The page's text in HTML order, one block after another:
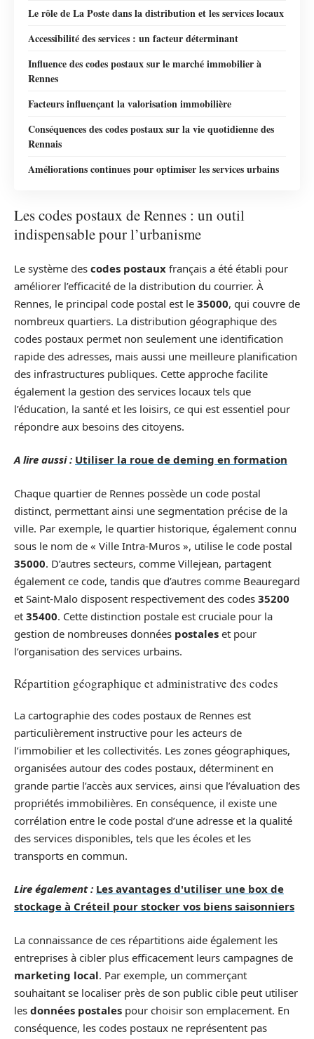
Le rôle de La Poste dans la distribution et les services locaux
Accessibilité des services : un facteur déterminant
Influence des codes postaux sur le marché immobilier à
Rennes
Facteurs influençant la valorisation immobilière
Conséquences des codes postaux sur la vie quotidienne des
Rennais
Améliorations continues pour optimiser les services urbains
Les codes postaux de Rennes : un outil
indispensable pour l’urbanisme
Le système des codes postaux français a été établi pour
améliorer l’efficacité de la distribution du courrier. À
Rennes, le principal code postal est le 35000, qui couvre de
nombreux quartiers. La distribution géographique des
codes postaux permet non seulement une identification
rapide des adresses, mais aussi une meilleure planification
des infrastructures publiques. Cette approche facilite
également la gestion des services locaux tels que
l’éducation, la santé et les loisirs, ce qui est essentiel pour
répondre aux besoins des citoyens.
A lire aussi : Utiliser la roue de deming en formation
Chaque quartier de Rennes possède un code postal
distinct, permettant ainsi une segmentation précise de la
ville. Par exemple, le quartier historique, également connu
sous le nom de « Ville Intra-Muros », utilise le code postal
35000. D’autres secteurs, comme Villejean, partagent
également ce code, tandis que d’autres comme Beauregard
et Saint-Malo disposent respectivement des codes 35200
et 35400. Cette distinction postale est cruciale pour la
gestion de nombreuses données postales et pour
l’organisation des services urbains.
Répartition géographique et administrative des codes
La cartographie des codes postaux de Rennes est
particulièrement instructive pour les acteurs de
l’immobilier et les collectivités. Les zones géographiques,
organisées autour des codes postaux, déterminent en
grande partie l’accès aux services, ainsi que l’évaluation des
propriétés immobilières. En conséquence, il existe une
corrélation entre le code postal d’une adresse et la qualité
des services disponibles, tels que les écoles et les
transports en commun.
Lire également : Les avantages d'utiliser une box de
stockage à Créteil pour stocker vos biens saisonniers
La connaissance de ces répartitions aide également les
entreprises à cibler plus efficacement leurs campagnes de
marketing local. Par exemple, un commerçant
souhaitant se localiser près de son public cible peut utiliser
les données postales pour choisir son emplacement. En
conséquence, les codes postaux ne représentent pas